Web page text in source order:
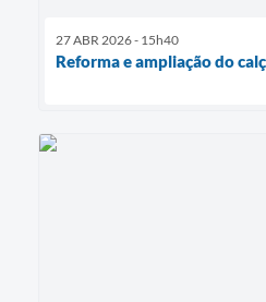
27 ABR 2026 - 15h40
Reforma e ampliação do